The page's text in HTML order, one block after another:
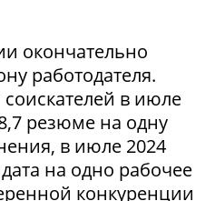
окончательно
работодателя.
в июле
резюме на одну
в июле 2024
на одно рабочее
конкуренции